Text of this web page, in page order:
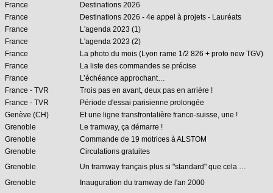
France
Destinations 2026
France
Destinations 2026 - 4e appel à projets - Lauréats
France
L'agenda 2023 (1)
France
L'agenda 2023 (2)
France
La photo du mois (Lyon rame 1/2 826 + proto new TGV)
France
La liste des commandes se précise
France
L’échéance approchant…
France - TVR
Trois pas en avant, deux pas en arrière !
France - TVR
Période d'essai parisienne prolongée
Genève (CH)
Et une ligne transfrontalière franco-suisse, une !
Grenoble
Le tramway, ça démarre !
Grenoble
Commande de 19 motrices à ALSTOM
Grenoble
Circulations gratuites
Grenoble
Un tramway français plus si "standard" que cela …
Grenoble
Inauguration du tramway de l'an 2000